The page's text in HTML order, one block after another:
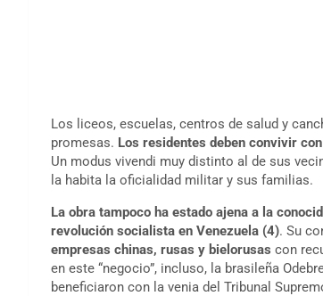
Los liceos, escuelas, centros de salud y
promesas. Los residentes deben convivir
Un modus vivendi muy distinto al de sus
la habita la oficialidad militar y sus familias.
La obra tampoco ha estado ajena a la
revolución socialista en Venezuela (4). Su
empresas chinas, rusas y bielorusas con
en este “negocio”, incluso, la brasileña
beneficiaron con la venia del Tribunal